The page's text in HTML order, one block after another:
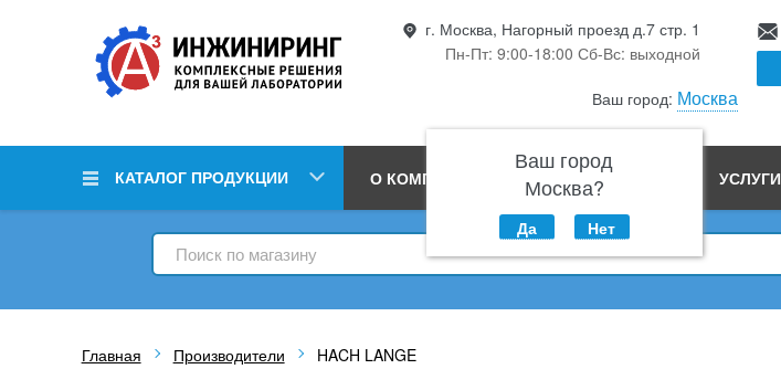
г. Москва, Нагорный проезд д.7 стр. 1
Пн-Пт: 9:00-18:00 Сб-Вс: выходной
Ваш город: Москва
Ваш город
Москва?
Да Нет
КАТАЛОГ ПРОДУКЦИИ О КОМПАНИИ ПРОИЗВОДСТВО УСЛУГИ
Главная Производители HACH LANGE